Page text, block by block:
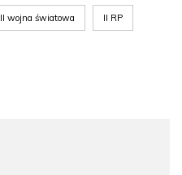
II wojna światowa II RP